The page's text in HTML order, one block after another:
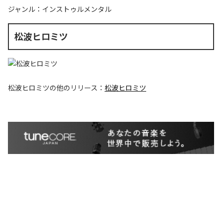
ジャンル： インストゥルメンタル
松波ヒロミツ
松波ヒロミツの他のリリース： 松波ヒロミツ